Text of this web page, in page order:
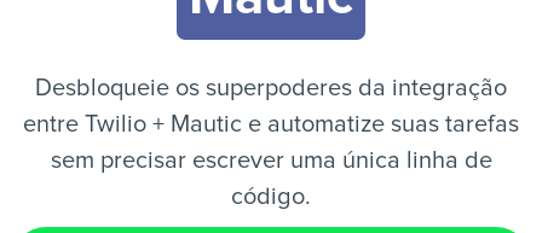
Desbloqueie os superpoderes da integração
entre Twilio + Mautic e automatize suas tarefas
sem precisar escrever uma única linha de
código.